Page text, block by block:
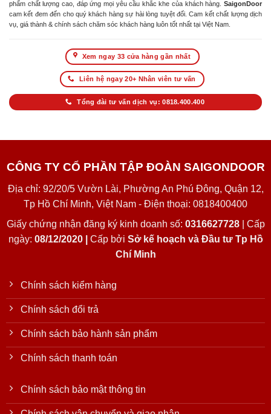
phẩm chất lượng cao, đáp ứng mọi yêu cầu khắc khe của khách hàng. SaigonDoor
cam kết đem đến cho quý khách hàng sự hài lòng tuyệt đối. Cam kết chất lượng dịch
vụ, giá thành & chính sách chăm sóc khách hàng luôn tốt nhất tại Việt Nam.
Xem ngay 33 cửa hàng gần nhất
Liên hệ ngay 20+ Nhân viên tư vấn
Tổng đài tư vấn dịch vụ: 0818.400.400
CÔNG TY CỔ PHẦN TẬP ĐOÀN SAIGONDOOR
Địa chỉ: 92/20/5 Vườn Lài, Phường An Phú Đông, Quận 12,
Tp Hồ Chí Minh, Việt Nam - Điện thoại: 0818400400
Giấy chứng nhận đăng ký kinh doanh số: 0316627728| Cấp
ngày: 08/12/2020 | Cấp bởi Sở kế hoạch và Đầu tư Tp Hồ
Chí Minh
Chính sách kiểm hàng
Chính sách đổi trả
Chính sách bảo hành sản phẩm
Chính sách thanh toán
Chính sách bảo mật thông tin